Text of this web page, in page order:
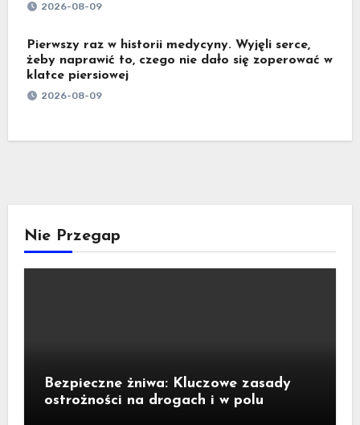
2026-08-09
Pierwszy raz w historii medycyny. Wyjęli serce,
żeby naprawić to, czego nie dało się zoperować w
klatce piersiowej
2026-08-09
Nie Przegap
Bezpieczne żniwa: Kluczowe zasady
ostrożności na drogach i w polu